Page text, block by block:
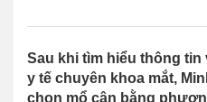
Sau khi tìm hiểu thông
y tế chuyên khoa mắt,
chọn mổ cận bằng